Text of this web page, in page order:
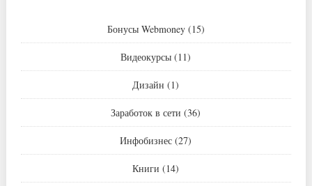
Бонусы Webmoney(15)
Видеокурсы (11)
Дизайн (1)
Заработок в сети (36)
Инфобизнес (27)
Книги (14)